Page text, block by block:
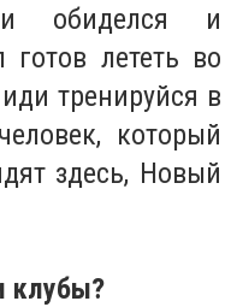
обиделся и
лететь во
тренируйся в
который
здесь, Новый
клубы?